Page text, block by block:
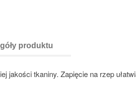
produktu
jakości tkaniny. Zapięcie na rzep